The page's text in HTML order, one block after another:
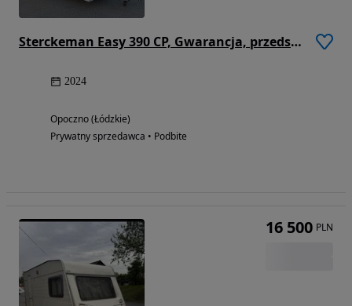
Sterckeman Easy 390 CP, Gwarancja, przedsionek, I wł.
2024
Opoczno (Łódzkie)
Prywatny sprzedawca • Podbite
16 500 PLN